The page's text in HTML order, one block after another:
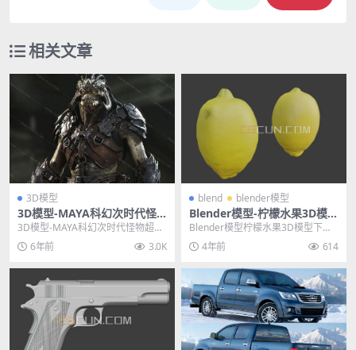
相关文章
3D模型
3D模型-MAYA科幻次时代怪
物超酷CG模型（带绑定 含材
质做动画超棒）
3D模型-MAYA科幻次时代怪物超酷
CG模型（带绑定 含材质做动画超
棒） 主题授...
6年前 3.0K
blend blender模型
Blender模型-柠檬水果3D模型
下载文件格式blend
Blender模型柠檬水果3D模型下载
文件格式blend 其他推荐: Blend...
4年前 614